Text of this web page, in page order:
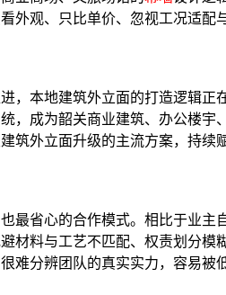
外观、只比单价、忽视工况适
，本地建筑外立面的打造逻辑
，成为韶关商业建筑、办公楼
筑外立面升级的主流方案，持
最省心的合作模式。相比于业
材料与工艺不匹配、权责划分模
难分辨团队的真实实力，容易